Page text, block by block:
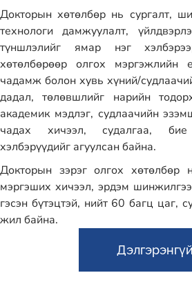
Докторын хөтөлбөр нь сургалт,
технологи дамжуулалт,
түншлэлийг ямар нэг
хөтөлбөрөөр олгох мэргэжлийн
чадамж болон хувь хүний/
дадал, төлөвшлийг нарийн
академик мэдлэг, судлаачийн
чадах хичээл, судалгаа,
хэлбэрүүдийг агуулсан байна.
Докторын зэрэг олгох хөтөлбөр
мэргэших хичээл, эрдэм
гэсэн бүтэцтэй, нийт 60 багц цаг,
жил байна.
Дэлгэрэнгүй